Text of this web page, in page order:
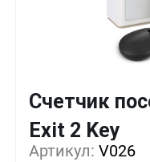
Счетчик
Exit 2 Key
Артикул: V026
1+ 0%